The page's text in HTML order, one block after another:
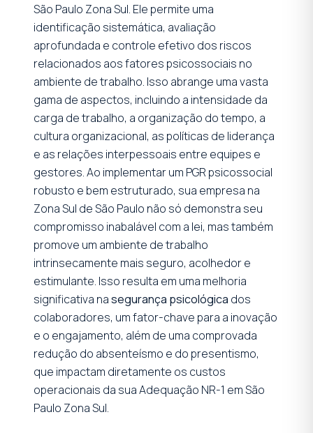
São Paulo Zona Sul. Ele permite uma
identificação sistemática, avaliação
aprofundada e controle efetivo dos riscos
relacionados aos fatores psicossociais no
ambiente de trabalho. Isso abrange uma vasta
gama de aspectos, incluindo a intensidade da
carga de trabalho, a organização do tempo, a
cultura organizacional, as políticas de liderança
e as relações interpessoais entre equipes e
gestores. Ao implementar um PGR psicossocial
robusto e bem estruturado, sua empresa na
Zona Sul de São Paulo não só demonstra seu
compromisso inabalável com a lei, mas também
promove um ambiente de trabalho
intrinsecamente mais seguro, acolhedor e
estimulante. Isso resulta em uma melhoria
significativa nasegurança psicológica dos
colaboradores, um fator-chave para a inovação
e o engajamento, além de uma comprovada
redução do absenteísmo e do presentismo,
que impactam diretamente os custos
operacionais da sua Adequação NR-1 em São
Paulo Zona Sul.